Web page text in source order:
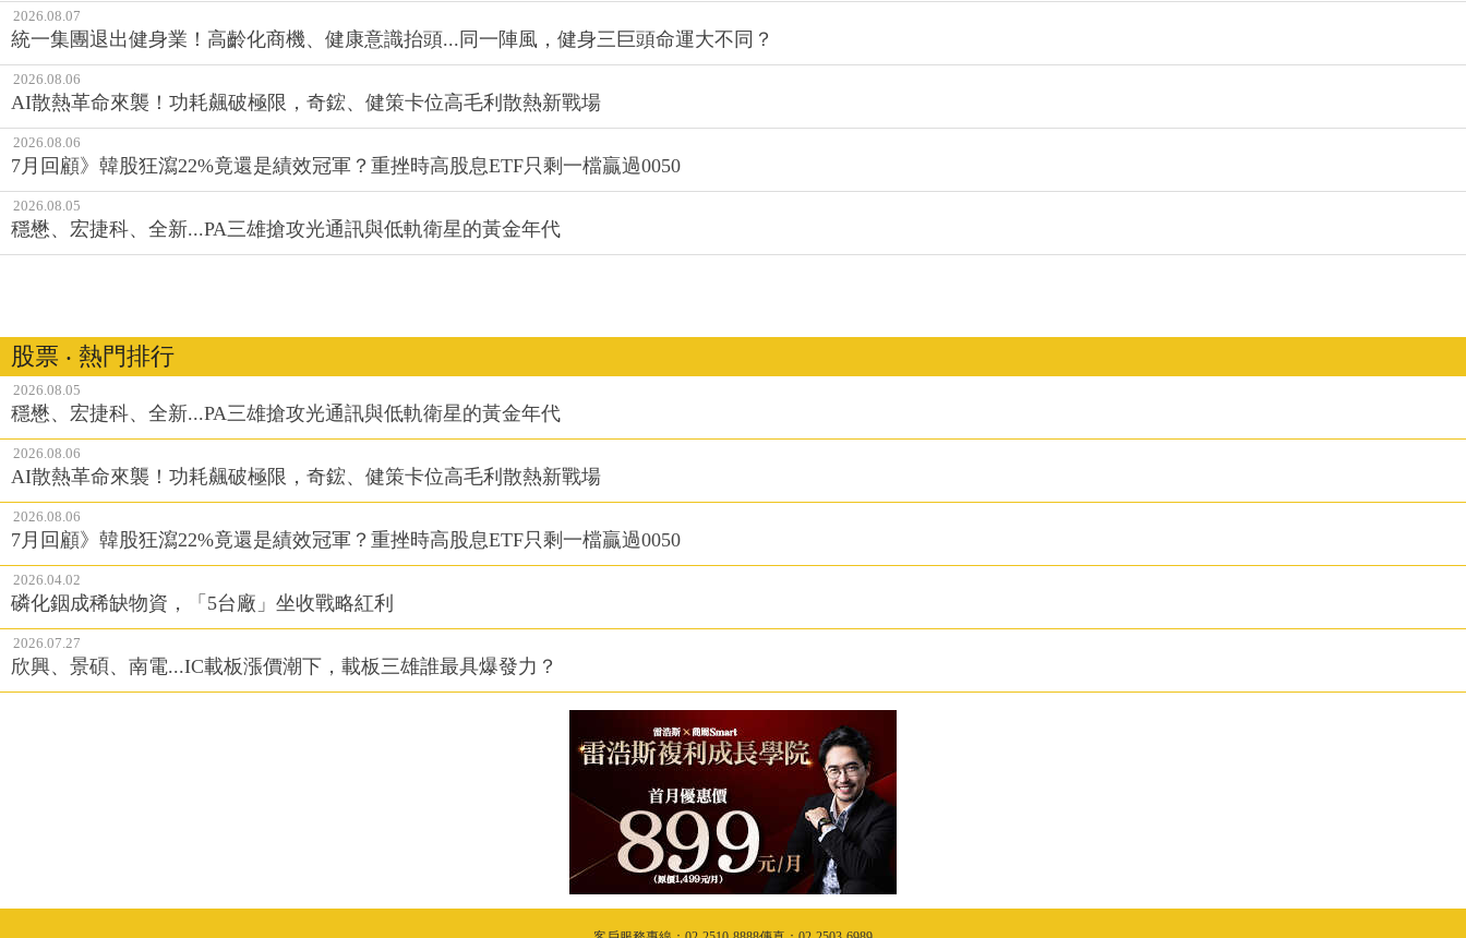
2026.08.07
統一集團退出健身業！高齡化商機、健康意識抬頭...同一陣風，健身三巨頭命運大不同？
2026.08.06
AI散熱革命來襲！功耗飆破極限，奇鋐、健策卡位高毛利散熱新戰場
2026.08.06
7月回顧》韓股狂瀉22%竟還是績效冠軍？重挫時高股息ETF只剩一檔贏過0050
2026.08.05
穩懋、宏捷科、全新...PA三雄搶攻光通訊與低軌衛星的黃金年代
股票 ‧ 熱門排行
2026.08.05
穩懋、宏捷科、全新...PA三雄搶攻光通訊與低軌衛星的黃金年代
2026.08.06
AI散熱革命來襲！功耗飆破極限，奇鋐、健策卡位高毛利散熱新戰場
2026.08.06
7月回顧》韓股狂瀉22%竟還是績效冠軍？重挫時高股息ETF只剩一檔贏過0050
2026.04.02
磷化銦成稀缺物資，「5台廠」坐收戰略紅利
2026.07.27
欣興、景碩、南電...IC載板漲價潮下，載板三雄誰最具爆發力？